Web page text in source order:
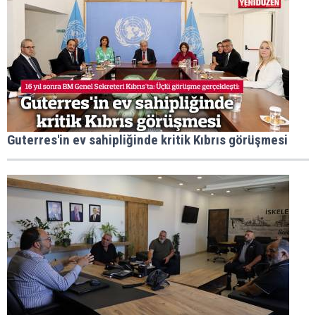
Guterres'in ev sahipliğinde kritik Kıbrıs görüşmesi